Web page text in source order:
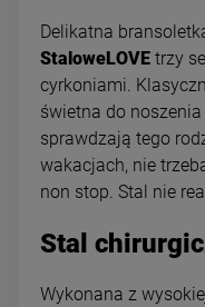
Delikatna
StaloweLOVE trzy
cyrkoniami.
świetna do
sprawdzają tego
wakacjach, nie
non stop. Stal nie
Stal
Wykonana z